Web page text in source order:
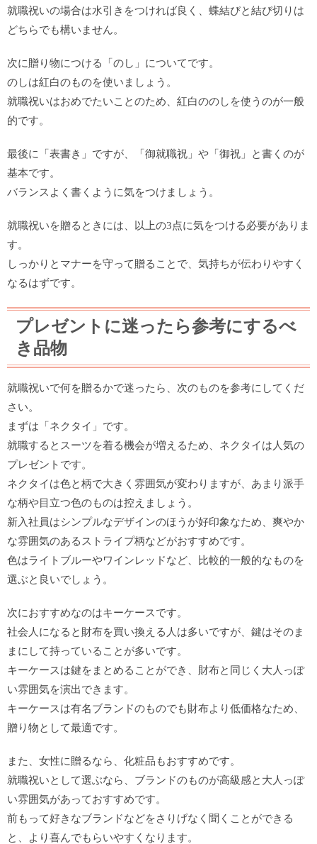
就職祝いの場合は水引きをつければ良く、蝶結びと結び切りは
どちらでも構いません。
次に贈り物につける「のし」についてです。
のしは紅白のものを使いましょう。
就職祝いはおめでたいことのため、紅白ののしを使うのが一般
的です。
最後に「表書き」ですが、「御就職祝」や「御祝」と書くのが
基本です。
バランスよく書くように気をつけましょう。
就職祝いを贈るときには、以上の3点に気をつける必要がありま
す。
しっかりとマナーを守って贈ることで、気持ちが伝わりやすく
なるはずです。
プレゼントに迷ったら参考にするべ
き品物
就職祝いで何を贈るかで迷ったら、次のものを参考にしてくだ
さい。
まずは「ネクタイ」です。
就職するとスーツを着る機会が増えるため、ネクタイは人気の
プレゼントです。
ネクタイは色と柄で大きく雰囲気が変わりますが、あまり派手
な柄や目立つ色のものは控えましょう。
新入社員はシンプルなデザインのほうが好印象なため、爽やか
な雰囲気のあるストライプ柄などがおすすめです。
色はライトブルーやワインレッドなど、比較的一般的なものを
選ぶと良いでしょう。
次におすすめなのはキーケースです。
社会人になると財布を買い換える人は多いですが、鍵はそのま
まにして持っていることが多いです。
キーケースは鍵をまとめることができ、財布と同じく大人っぽ
い雰囲気を演出できます。
キーケースは有名ブランドのものでも財布より低価格なため、
贈り物として最適です。
また、女性に贈るなら、化粧品もおすすめです。
就職祝いとして選ぶなら、ブランドのものが高級感と大人っぽ
い雰囲気があっておすすめです。
前もって好きなブランドなどをさりげなく聞くことができる
と、より喜んでもらいやすくなります。